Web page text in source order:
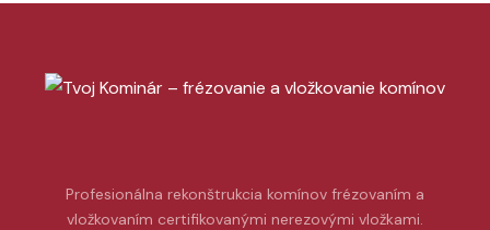
Profesionálna rekonštrukcia komínov frézovaním a
vložkovaním certifikovanými nerezovými vložkami.